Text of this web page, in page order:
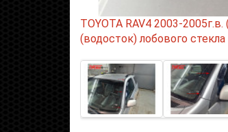
TOYOTA RAV4 2003-
(водосток) лобового